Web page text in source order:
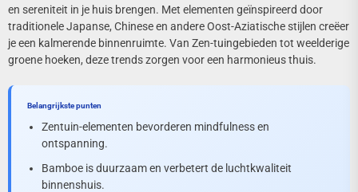
en sereniteit in je huis brengen. Met elementen geïnspireerd door
traditionele Japanse, Chinese en andere Oost-Aziatische stijlen creëer
je een kalmerende binnenruimte. Van Zen-tuingebieden tot weelderige
groene hoeken, deze trends zorgen voor een harmonieus thuis.
Belangrijkste punten
Zentuin-elementen bevorderen mindfulness en
ontspanning.
Bamboe is duurzaam en verbetert de luchtkwaliteit
binnenshuis.